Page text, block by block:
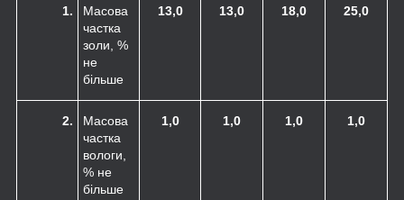
1.
Масова
частка
золи, %
не
більше
13,0 13,0 18,0 25,0
2.
Масова
частка
вологи,
% не
більше
1,0 1,0 1,0 1,0